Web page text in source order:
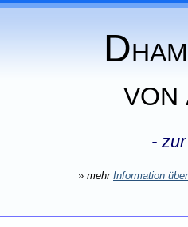
D
VON
-
» mehr Information ü